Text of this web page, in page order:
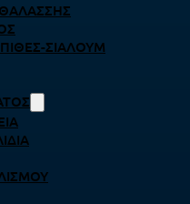
ΣΊΑΛΟΥΜ